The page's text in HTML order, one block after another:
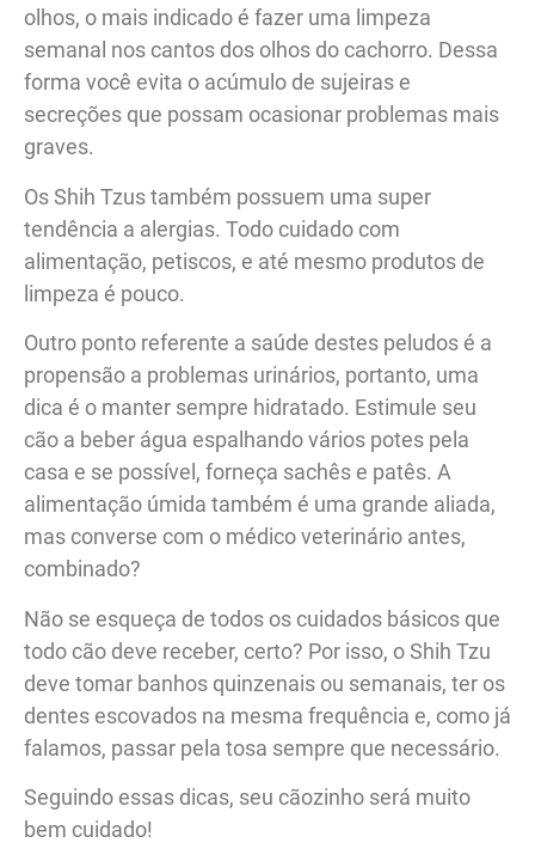
olhos, o mais indicado é fazer uma limpeza
semanal nos cantos dos olhos do cachorro. Dessa
forma você evita o acúmulo de sujeiras e
secreções que possam ocasionar problemas mais
graves.
Os Shih Tzus também possuem uma super
tendência a alergias. Todo cuidado com
alimentação, petiscos, e até mesmo produtos de
limpeza é pouco.
Outro ponto referente a saúde destes peludos é a
propensão a problemas urinários, portanto, uma
dica é o manter sempre hidratado. Estimule seu
cão a beber água espalhando vários potes pela
casa e se possível, forneça sachês e patês. A
alimentação úmida também é uma grande aliada,
mas converse com o médico veterinário antes,
combinado?
Não se esqueça de todos os cuidados básicos que
todo cão deve receber, certo? Por isso, o Shih Tzu
deve tomar banhos quinzenais ou semanais, ter os
dentes escovados na mesma frequência e, como já
falamos, passar pela tosa sempre que necessário.
Seguindo essas dicas, seu cãozinho será muito
bem cuidado!